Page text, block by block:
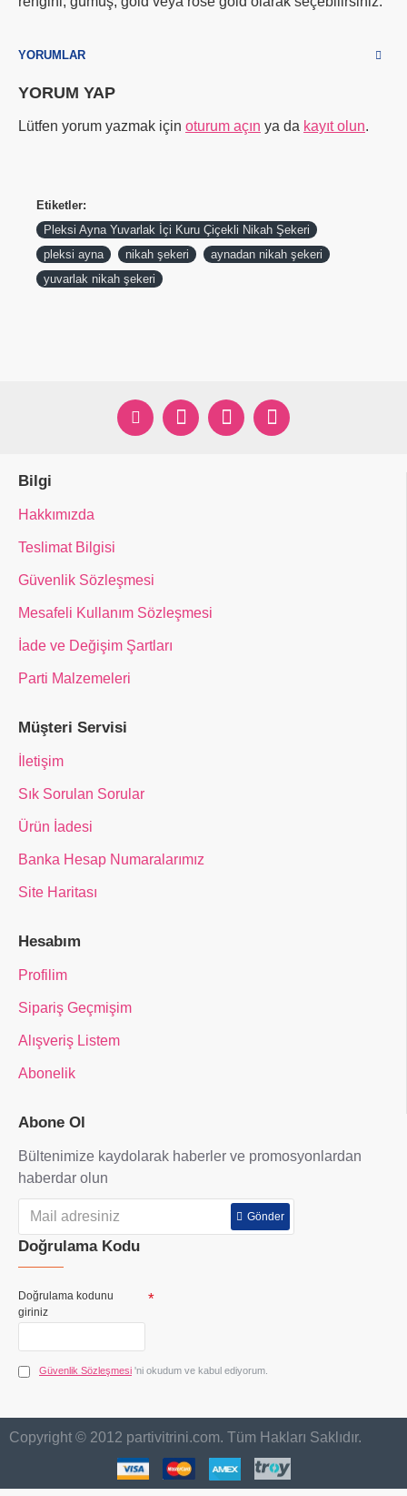
YORUMLAR
YORUM YAP
Lütfen yorum yazmak için oturum açın ya da kayıt olun.
Etiketler:
Pleksi Ayna Yuvarlak İçi Kuru Çiçekli Nikah Şekeri
pleksi ayna
nikah şekeri
aynadan nikah şekeri
yuvarlak nikah şekeri
Bilgi
Hakkımızda
Teslimat Bilgisi
Güvenlik Sözleşmesi
Mesafeli Kullanım Sözleşmesi
İade ve Değişim Şartları
Parti Malzemeleri
Müşteri Servisi
İletişim
Sık Sorulan Sorular
Ürün İadesi
Banka Hesap Numaralarımız
Site Haritası
Hesabım
Profilim
Sipariş Geçmişim
Alışveriş Listem
Abonelik
Abone Ol
Bültenimize kaydolarak haberler ve promosyonlardan
haberdar olun
Gönder
Doğrulama Kodu
Doğrulama kodunu
giriniz
Güvenlik Sözleşmesi 'ni okudum ve kabul ediyorum.
Copyright © 2012 partivitrini.com. Tüm Hakları Saklıdır.